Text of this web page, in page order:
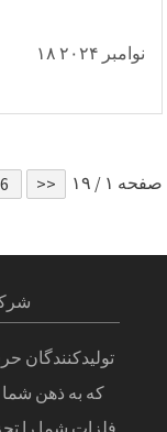
۱۸ نوامبر ۲۰۲۴
6 >> صفحه ۱ / ۱۹
تولیدکنندگان
که به ذهن